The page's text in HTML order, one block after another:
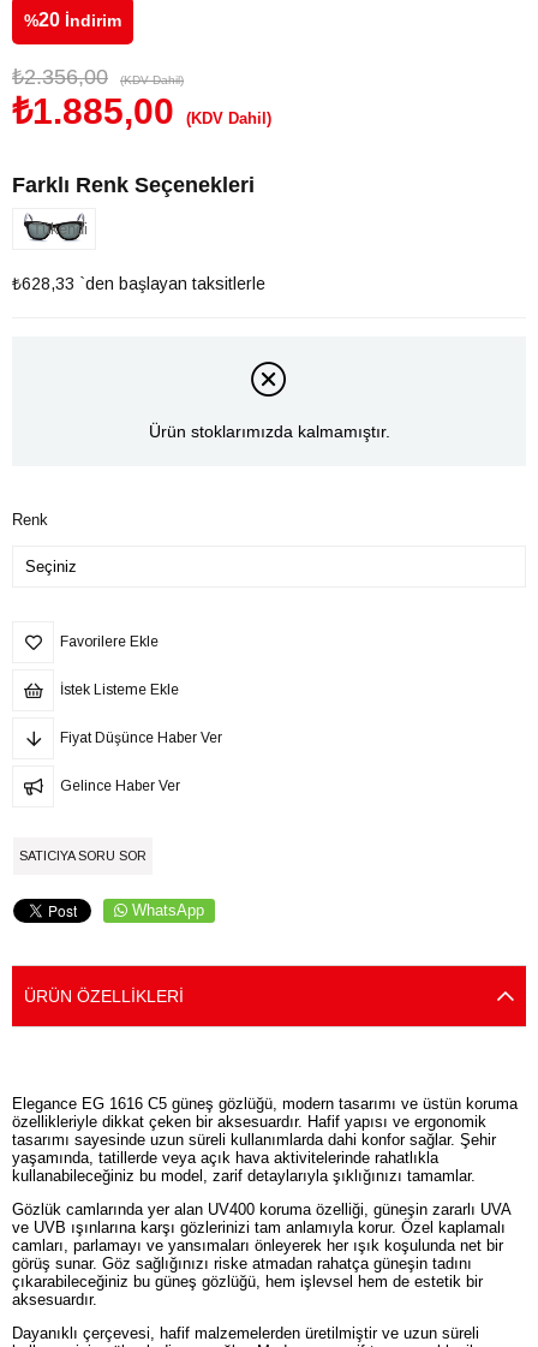
%20 İndirim
₺2.356,00 (KDV Dahil)
₺1.885,00 (KDV Dahil)
Farklı Renk Seçenekleri
Tükendi
₺628,33 `den başlayan taksitlerle
Ürün stoklarımızda kalmamıştır.
Renk
Favorilere Ekle
İstek Listeme Ekle
Fiyat Düşünce Haber Ver
Gelince Haber Ver
SATICIYA SORU SOR
WhatsApp
ÜRÜN ÖZELLIKLERI
Elegance EG 1616 C5 güneş gözlüğü, modern tasarımı ve üstün koruma
özellikleriyle dikkat çeken bir aksesuardır. Hafif yapısı ve ergonomik
tasarımı sayesinde uzun süreli kullanımlarda dahi konfor sağlar. Şehir
yaşamında, tatillerde veya açık hava aktivitelerinde rahatlıkla
kullanabileceğiniz bu model, zarif detaylarıyla şıklığınızı tamamlar.
Gözlük camlarında yer alan UV400 koruma özelliği, güneşin zararlı UVA
ve UVB ışınlarına karşı gözlerinizi tam anlamıyla korur. Özel kaplamalı
camları, parlamayı ve yansımaları önleyerek her ışık koşulunda net bir
görüş sunar. Göz sağlığınızı riske atmadan rahatça güneşin tadını
çıkarabileceğiniz bu güneş gözlüğü, hem işlevsel hem de estetik bir
aksesuardır.
Dayanıklı çerçevesi, hafif malzemelerden üretilmiştir ve uzun süreli